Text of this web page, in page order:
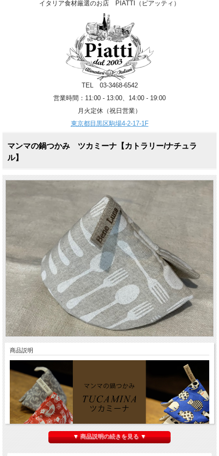
イタリア食材厳選のお店 PIATTI（ピアッティ）
TEL 03-3468-6542
営業時間：11:00 - 13:00、14:00 - 19:00
月火定休（祝日営業）
東京都目黒区駒場4-2-17-1F
マンマの鍋つかみ ツカミーナ【カトラリー/ナチュラ
ル】
商品説明
▼ 商品説明の続きを見る ▼